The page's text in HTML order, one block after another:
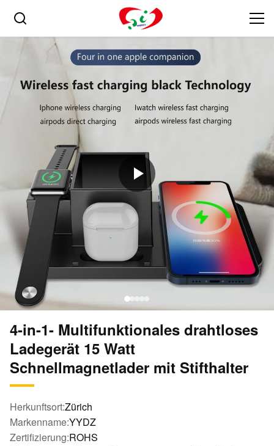
4-in-1- Multifunktionales drahtloses
Ladegerät 15 Watt
Schnellmagnetlader mit Stifthalter
Herkunftsort:Zürich
Markenname:YYDZ
Zertifizierung:ROHS